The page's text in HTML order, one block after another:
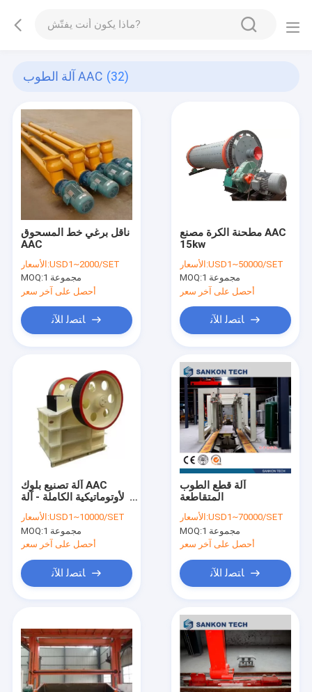
آلة الطوب AAC (32)
ناقل برغي خط المسحوق
AAC
الأسعار:USD1~2000/SET
MOQ:
1 مجموعة
أحصل على آخر سعر
ﺎﺘﺼﻟ ﺍﻶﻧ
مطحنة الكرة مصنع AAC
15kw
الأسعار:USD1~50000/SET
MOQ:
1 مجموعة
أحصل على آخر سعر
ﺎﺘﺼﻟ ﺍﻶﻧ
آلة تصنيع بلوك AAC
الأوتوماتيكية الكاملة - آلة
كسارة الفك
الأسعار:USD1~10000/SET
MOQ:
1 مجموعة
أحصل على آخر سعر
ﺎﺘﺼﻟ ﺍﻶﻧ
آلة قطع الطوب
المتقاطعة
الأسعار:USD1~70000/SET
MOQ:
1 مجموعة
أحصل على آخر سعر
ﺎﺘﺼﻟ ﺍﻶﻧ